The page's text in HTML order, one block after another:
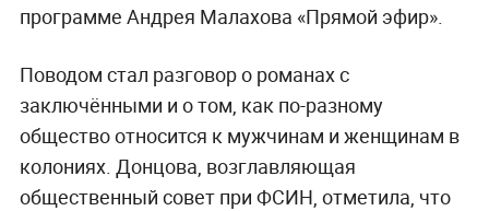
программе Андрея Малахова «Прямой эфир».
Поводом стал разговор о романах с
заключёнными и о том, как по-разному
общество относится к мужчинам и женщинам в
колониях. Донцова, возглавляющая
общественный совет при ФСИН, отметила, что